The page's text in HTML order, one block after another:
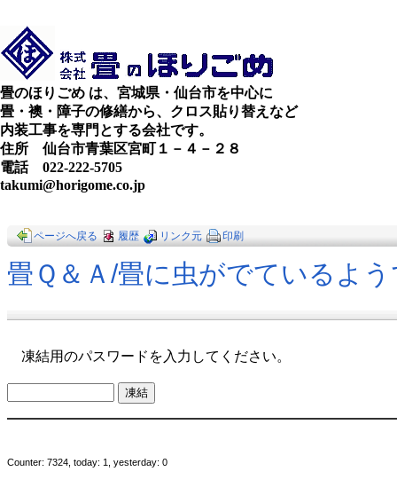
畳のほりごめ は、宮城県・仙台市を中心に
畳・襖・障子の修繕から、クロス貼り替えなど
内装工事を専門とする会社です。
住所 仙台市青葉区宮町１－４－２８
電話 022-222-5705
takumi@horigome.co.jp
ページへ戻る 履歴 リンク元 印刷
畳Ｑ＆Ａ​/畳に虫がでているよ
凍結用のパスワードを入力してください。
Counter: 7324, today: 1, yesterday: 0